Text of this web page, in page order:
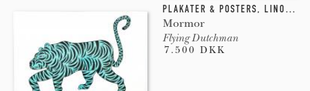
PLAKATER & POSTERS, LINOLEUMSTRYK
Mormor
Flying Dutchman
7.500 DKK